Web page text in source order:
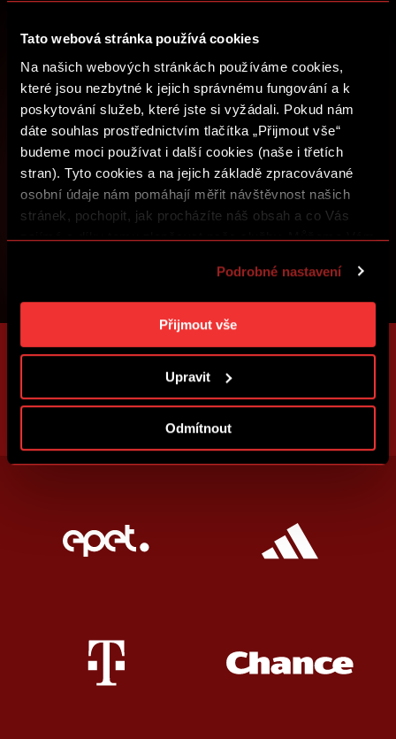
Tato webová stránka používá cookies
Na našich webových stránkách používáme cookies,
které jsou nezbytné k jejich správnému fungování a k
poskytování služeb, které jste si vyžádali. Pokud nám
dáte souhlas prostřednictvím tlačítka „Přijmout vše“
budeme moci používat i další cookies (naše i třetích
stran). Tyto cookies a na jejich základě zpracovávané
osobní údaje nám pomáhají měřit návštěvnost našich
stránek, pochopit, jak procházíte náš obsah a co Vás
zajímá a díky tomu zlepšovat naše služby. Můžeme Vám
reklamu na základě Vašich preferencí. Jednotlivé
cookies a účely zpracování si můžete nastavit v
„Podrobném nastavení“. Nastavení cookies si můžete
kdykoliv změnit. Jak takovou úpravu provést a další
Podrobné nastavení
Přijmout vše
Upravit
Odmítnout
ZALOŽIT SPARTA iD
PŘIHLÁSIT SE